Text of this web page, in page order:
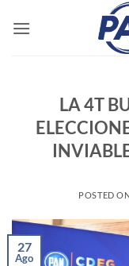
LA 4T
POSTED
27
Ago